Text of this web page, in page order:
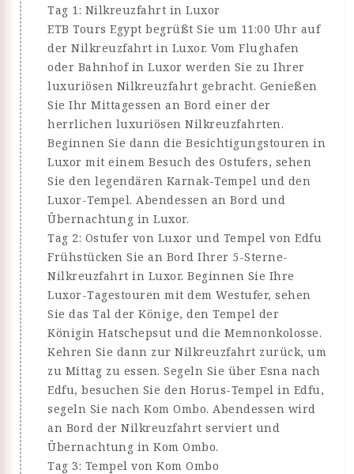
Tag 1: Nilkreuzfahrt in Luxor
ETB Tours Egypt begrüßt Sie um 11:00 Uhr auf
der Nilkreuzfahrt in Luxor. Vom Flughafen
oder Bahnhof in Luxor werden Sie zu Ihrer
luxuriösen Nilkreuzfahrt gebracht. Genießen
Sie Ihr Mittagessen an Bord einer der
herrlichen luxuriösen Nilkreuzfahrten.
Beginnen Sie dann die Besichtigungstouren in
Luxor mit einem Besuch des Ostufers, sehen
Sie den legendären Karnak-Tempel und den
Luxor-Tempel. Abendessen an Bord und
Übernachtung in Luxor.
Tag 2: Ostufer von Luxor und Tempel von Edfu
Frühstücken Sie an Bord Ihrer 5-Sterne-
Nilkreuzfahrt in Luxor. Beginnen Sie Ihre
Luxor-Tagestouren mit dem Westufer, sehen
Sie das Tal der Könige, den Tempel der
Königin Hatschepsut und die Memnonkolosse.
Kehren Sie dann zur Nilkreuzfahrt zurück, um
zu Mittag zu essen. Segeln Sie über Esna nach
Edfu, besuchen Sie den Horus-Tempel in Edfu,
segeln Sie nach Kom Ombo. Abendessen wird
an Bord der Nilkreuzfahrt serviert und
Übernachtung in Kom Ombo.
Tag 3: Tempel von Kom Ombo